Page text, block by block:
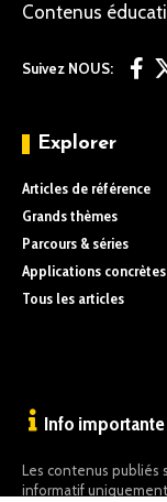
Contenus
Suivez NOUS:
Explorer
Articles de référence
Grands thèmes
Parcours & séries
Applications concrètes
Tous les articles
Info importante
Les contenus publiés
informatif uniquement.